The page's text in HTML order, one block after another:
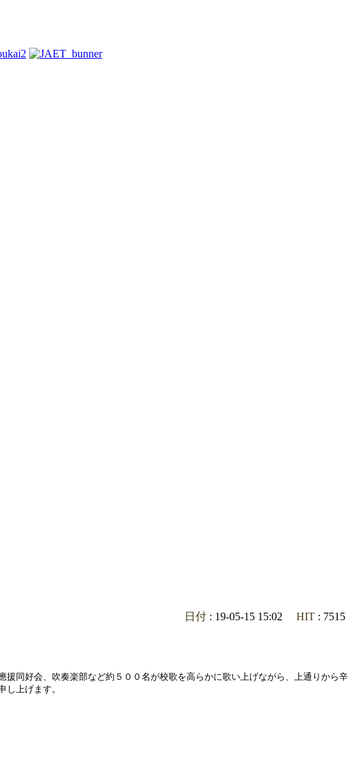
日付 : 19-05-15 15:02 HIT : 7515
同好会、吹奏楽部など約５００名が校歌を高らかに歌い上げながら、上通りから辛
上げます。